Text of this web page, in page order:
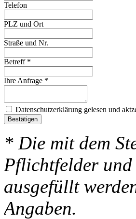
Telefon
PLZ und Ort
Straße und Nr.
Betreff *
Ihre Anfrage *
Datenschutzerklärung gelesen und
Bestätigen
* Die mit dem
Pflichtfelder und
ausgefüllt
Angaben.